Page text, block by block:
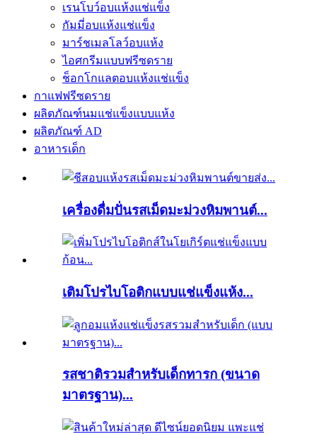
เรนโบว์อบแห้งแช่แข็ง
กัมมี่อบแห้งแช่แข็ง
มาร์ชเมลโลว์อบแห้ง
ไอศกรีมแบบฟรีซดราย
ช็อกโกแลตอบแห้งแช่แข็ง
กาแฟฟรีซดราย
ผลิตภัณฑ์นมแช่แข็งแบบแห้ง
ผลิตภัณฑ์ AD
อาหารเด็ก
เครื่องดื่มปั่นรสเม็ดมะม่วงหิมพานต์...
เติมโปรไบโอติกแบบแช่แข็งแห้ง...
รสชาติรวมสำหรับเด็กทารก (ขนาด
มาตรฐาน)...